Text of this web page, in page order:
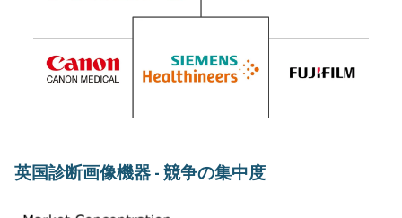
英国診断画像機器 - 競争の集中度